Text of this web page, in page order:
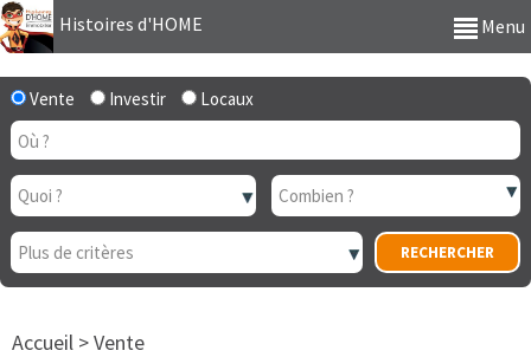
Histoires d'HOME Menu
Vente Investir Locaux
Accueil >Vente